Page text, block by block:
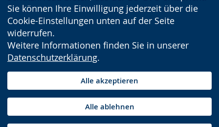
Sie können Ihre Einwilligung jederzeit über die
Cookie-Einstellungen unten auf der Seite
widerrufen.
Weitere Informationen finden Sie in unserer
Datenschutzerklärung.
Alle akzeptieren
Alle ablehnen